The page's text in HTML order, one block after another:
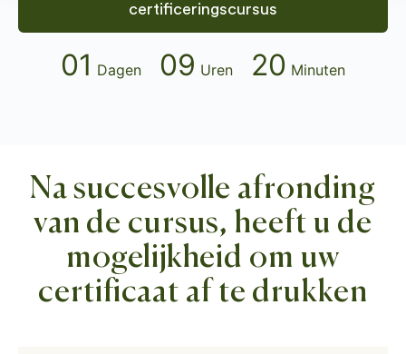
certificeringscursus
01 Dagen 09 Uren 20 Minuten
Na succesvolle afronding
van de cursus, heeft u de
mogelijkheid om uw
certificaat af te drukken